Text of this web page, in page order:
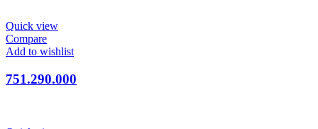
Quick view
Compare
Add to wishlist
751.290.000